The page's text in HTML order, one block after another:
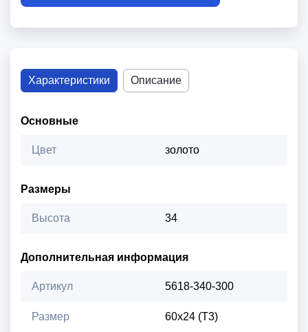
Характеристики Описание
Основные
Цвет золото
Размеры
Высота 34
Дополнительная информация
Артикул 5618-340-300
Размер 60х24 (Т3)